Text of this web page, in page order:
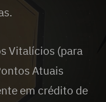
Vitalícios (para
Atuais
em crédito de